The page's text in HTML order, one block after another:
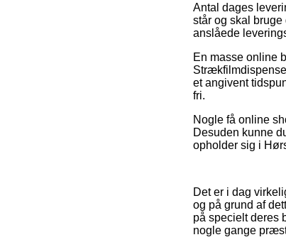
Antal dages
står og skal
anslåede
En masse online
et angivent
fri.
Nogle få online
Desuden kunne
opholder sig i
Det er i dag
og på grund af
på specielt deres
nogle gange